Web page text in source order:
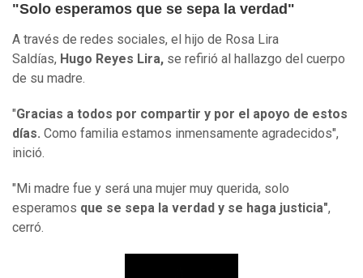
"Solo esperamos que se sepa la verdad"
A través de redes sociales, el hijo de Rosa Lira
Saldías, Hugo Reyes Lira, se refirió al hallazgo del cuerpo
de su madre.
"Gracias a todos por compartir y por el apoyo de estos
días. Como familia estamos inmensamente agradecidos",
inició.
"Mi madre fue y será una mujer muy querida, solo
esperamos que se sepa la verdad y se haga justicia",
cerró.